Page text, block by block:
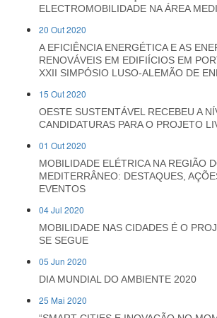
ELECTROMOBILIDADE NA ÁREA
20 Out 2020
A EFICIÊNCIA ENERGÉTICA E AS
RENOVÁVEIS EM EDIFIÍCIOS EM
XXII SIMPÓSIO LUSO-ALEMÃO DE
15 Out 2020
OESTE SUSTENTÁVEL RECEBEU A
CANDIDATURAS PARA O PROJETO
01 Out 2020
MOBILIDADE ELÉTRICA NA REGIÃO
MEDITERRÂNEO: DESTAQUES,
EVENTOS
04 Jul 2020
MOBILIDADE NAS CIDADES É O
SE SEGUE
05 Jun 2020
DIA MUNDIAL DO AMBIENTE 2020
25 Mai 2020